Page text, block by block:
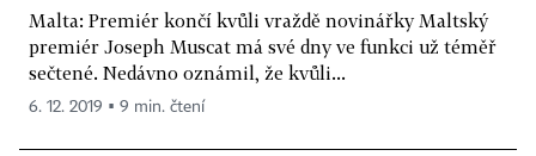
Malta: Premiér končí kvůli vraždě novinářky Maltský
premiér Joseph Muscat má své dny ve funkci už téměř
sečtené. Nedávno oznámil, že kvůli...
6. 12. 2019 ▪ 9 min. čtení